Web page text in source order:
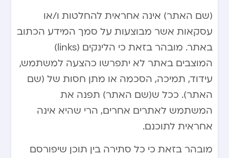
(שם האתר) אינה אחראית להחלטות ו/או
עסקאות אשר מבוצעות על סמך המידע הכתוב
באתר. מובהר בזאת כי הלינקים (links)
המוצבים באתר לא יתפרשו כהצעה למשתמש,
עידוד, תמיכה, הסכמה או מתן חסות של (שם
האתר). ככל ש(שם האתר) תפנה את
המשתמש לאתרים אחרים, הרי שהיא אינה
אחראית לתוכנם.
מובהר בזאת כי כל סתירה בין תוכן שיפורסם